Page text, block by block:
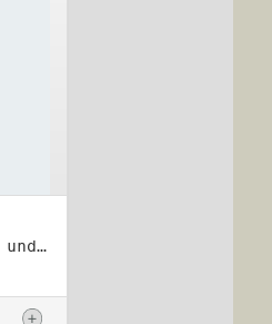
Titel: Initiative Frieden und Menschenrechte, Veröffentlichungen